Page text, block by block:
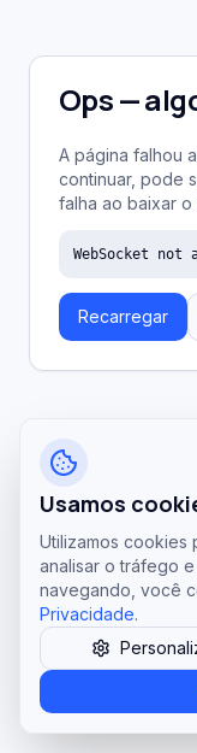
Ops —
A página falhou
continuar, pode
falha ao baixar
WebSocket
Recarregar
Usamos
Utilizamos cookies
analisar o tráfego
navegando, você
Privacidade.